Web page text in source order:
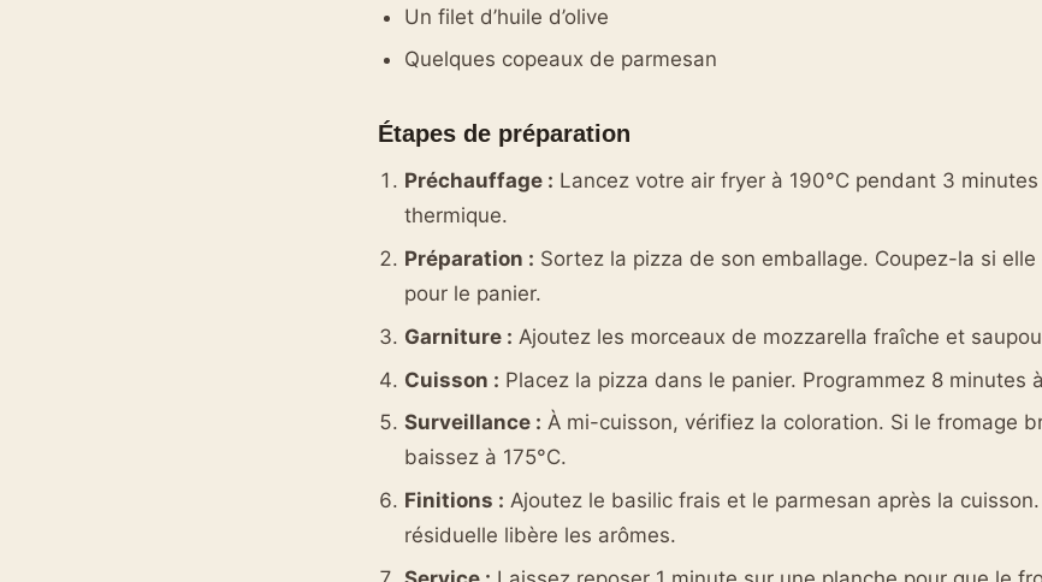
Un filet d’huile d’olive
Quelques copeaux de parmesan
Étapes de préparation
Préchauffage : Lancez votre air fryer à 190°C pendant 3
thermique.
Préparation : Sortez la pizza de son emballage. Coupez-la si
pour le panier.
Garniture : Ajoutez les morceaux de mozzarella fraîche et
Cuisson : Placez la pizza dans le panier. Programmez 8 minutes
Surveillance : À mi-cuisson, vérifiez la coloration. Si le fromage
baissez à 175°C.
Finitions : Ajoutez le basilic frais et le parmesan après la
résiduelle libère les arômes.